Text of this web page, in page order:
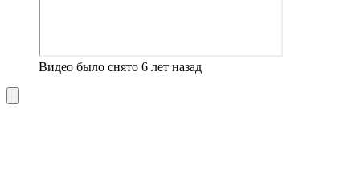
Видео было снято 6 лет назад